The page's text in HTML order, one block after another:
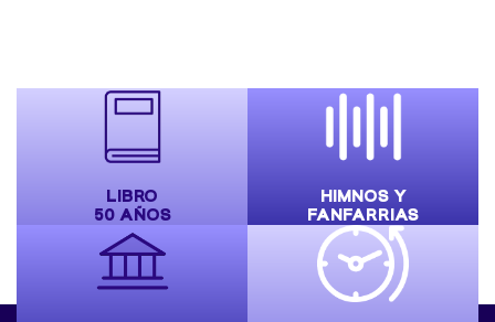
LIBRO
50 AÑOS
HIMNOS Y
FANFARRIAS